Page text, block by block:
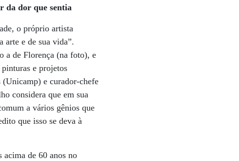
da dor que sentia
o próprio artista
arte e de sua vida”.
a de Florença (na foto), e
e projetos
(Unicamp) e curador-chefe
considera que em sua
a vários gênios que
que isso se deva à
acima de 60 anos no